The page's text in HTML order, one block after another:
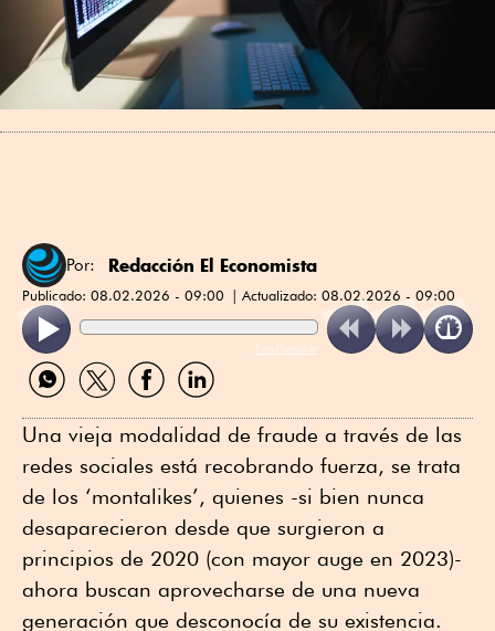
Por: Redacción El Economista
Publicado: 08.02.2026 - 09:00 Actualizado: 08.02.2026 - 09:00
ReadSpeaker
Compartir
por
Compartir
por
Compartir
por
Compartir
por
Una vieja modalidad de fraude a través de las
redes sociales está recobrando fuerza, se trata
de los ‘montalikes’, quienes -si bien nunca
desaparecieron desde que surgieron a
principios de 2020 (con mayor auge en 2023)-
ahora buscan aprovecharse de una nueva
generación que desconocía de su existencia.